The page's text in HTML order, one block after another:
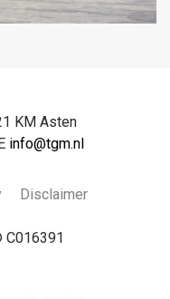
KM Asten
info@tgm.nl
Disclaimer
C016391